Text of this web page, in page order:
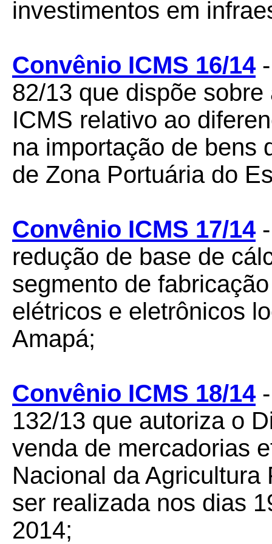
investimentos em
Convênio ICMS 16/14
82/13 que dispõe
ICMS relativo ao
na importação de bens
de Zona Portuária do
Convênio ICMS 17/14
redução de base de
segmento de
elétricos e eletrônicos
Amapá;
Convênio ICMS 18/14
132/13 que autoriza o
venda de mercadorias
Nacional da
ser realizada nos dias
2014;